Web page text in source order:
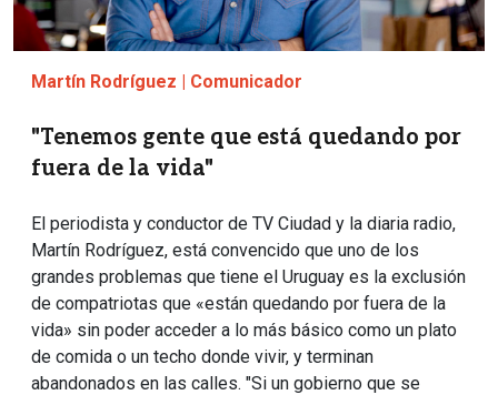
Martín Rodríguez | Comunicador
"Tenemos gente que está quedando por
fuera de la vida"
El periodista y conductor de TV Ciudad y la diaria radio,
Martín Rodríguez, está convencido que uno de los
grandes problemas que tiene el Uruguay es la exclusión
de compatriotas que «están quedando por fuera de la
vida» sin poder acceder a lo más básico como un plato
de comida o un techo donde vivir, y terminan
abandonados en las calles. "Si un gobierno que se